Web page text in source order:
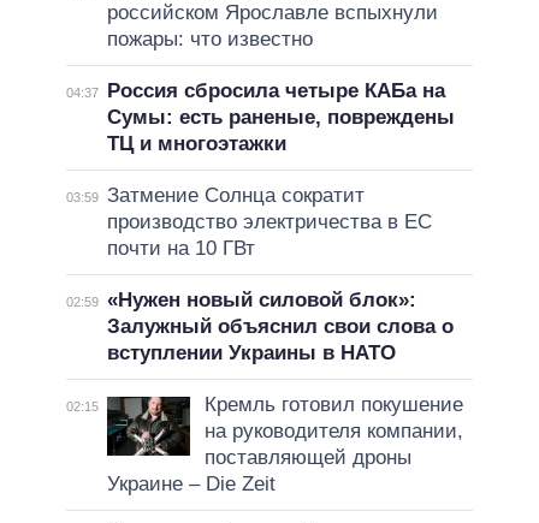
российском Ярославле вспыхнули
пожары: что известно
04:37
Россия сбросила четыре КАБа на
Сумы: есть раненые, повреждены
ТЦ и многоэтажки
03:59 Затмение Солнца сократит
производство электричества в ЕС
почти на 10 ГВт
02:59 «Нужен новый силовой блок»:
Залужный объяснил свои слова о
вступлении Украины в НАТО
02:15
Кремль готовил покушение
на руководителя компании,
поставляющей дроны
Украине – Die Zeit